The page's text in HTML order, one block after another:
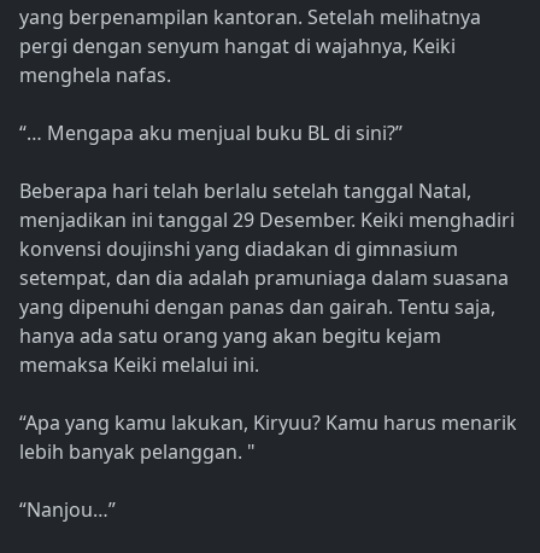
yang berpenampilan kantoran. Setelah melihatnya
pergi dengan senyum hangat di wajahnya, Keiki
menghela nafas.
“… Mengapa aku menjual buku BL di sini?”
Beberapa hari telah berlalu setelah tanggal Natal,
menjadikan ini tanggal 29 Desember. Keiki menghadiri
konvensi doujinshi yang diadakan di gimnasium
setempat, dan dia adalah pramuniaga dalam suasana
yang dipenuhi dengan panas dan gairah. Tentu saja,
hanya ada satu orang yang akan begitu kejam
memaksa Keiki melalui ini.
“Apa yang kamu lakukan, Kiryuu? Kamu harus menarik
lebih banyak pelanggan. "
“Nanjou…”